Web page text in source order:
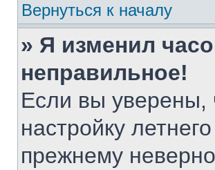
Вернуться к началу
» Я изменил
неправильное!
Если вы уверены,
настройку
прежнему